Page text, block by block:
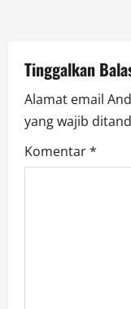
o
n
Tinggalkan
Alamat email
yang wajib
Komentar*